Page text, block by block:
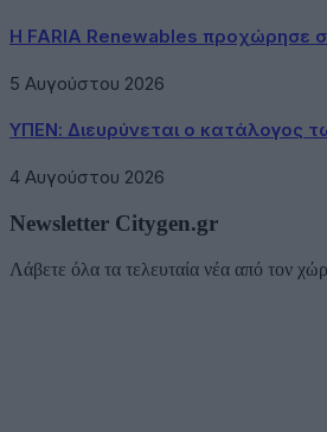
Η FARIA Renewables προχώρησε
5 Αυγούστου 2026
ΥΠΕΝ: Διευρύνεται ο κατάλογος
4 Αυγούστου 2026
Newsletter Citygen.gr
Λάβετε όλα τα τελευταία νέα από τον